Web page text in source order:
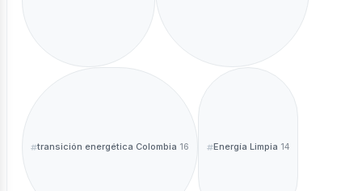
transición energética Colombia 16 Energía Limpia 14